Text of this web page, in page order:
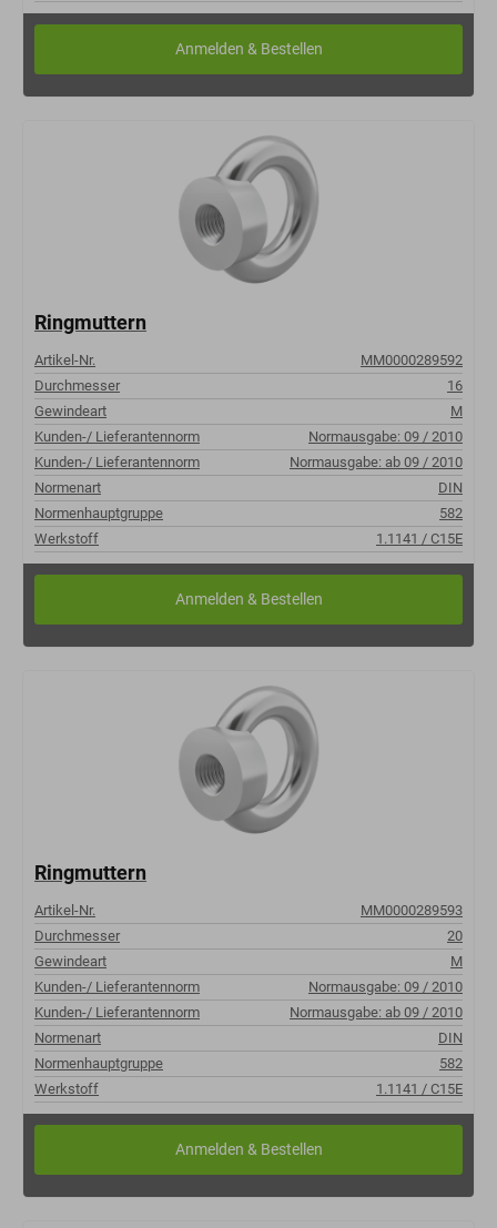
Ringmuttern
Artikel-Nr.
MM0000289592
Durchmesser
16
Gewindeart
M
Kunden-/ Lieferantennorm
Normausgabe: 09 / 2010
Kunden-/ Lieferantennorm
Normausgabe: ab 09 / 2010
Normenart
DIN
Normenhauptgruppe
582
Werkstoff
1.1141 / C15E
Ringmuttern
Artikel-Nr.
MM0000289593
Durchmesser
20
Gewindeart
M
Kunden-/ Lieferantennorm
Normausgabe: 09 / 2010
Kunden-/ Lieferantennorm
Normausgabe: ab 09 / 2010
Normenart
DIN
Normenhauptgruppe
582
Werkstoff
1.1141 / C15E